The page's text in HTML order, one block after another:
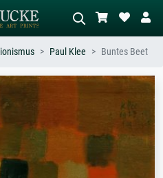
KI-Bildersuche
Beschreiben Sie die Szene – z.B. Grüne
Wiese, Abstrakt mit viel Rot, Dunkles
Ölgemälde, Stehender Akt neben einem
Paul Klee Buntes Beet